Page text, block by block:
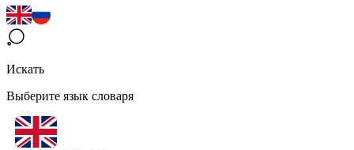
Искать
Выберите язык словаря